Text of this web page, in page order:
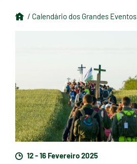
/ Calendário dos Grandes Eventos
12 - 16 Fevereiro 2025